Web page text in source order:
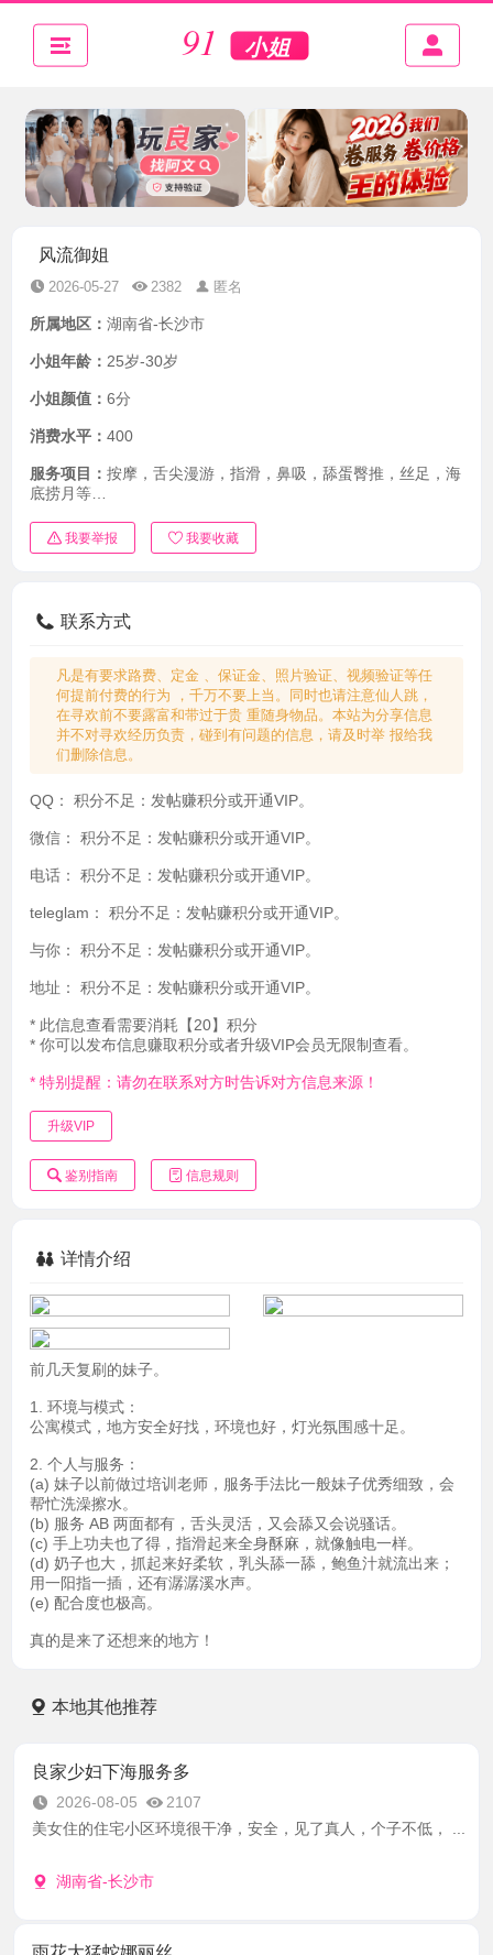
风流御姐
2026-05-27 2382 匿名
所属地区： 湖南省-长沙市
小姐年龄： 25岁-30岁
小姐颜值： 6分
消费水平： 400
服务项目： 按摩，舌尖漫游，指滑，鼻吸，舔蛋臀推，丝足，海
底捞月等…
我要举报 我要收藏
联系方式
凡是有要求路费、定金 、保证金、照片验证、视频验证等任
何提前付费的行为 ，千万不要上当。同时也请注意仙人跳，
在寻欢前不要露富和带过于贵 重随身物品。本站为分享信息
并不对寻欢经历负责，碰到有问题的信息，请及时举 报给我
们删除信息。
QQ： 积分不足：发帖赚积分或开通VIP。
微信： 积分不足：发帖赚积分或开通VIP。
电话： 积分不足：发帖赚积分或开通VIP。
teleglam： 积分不足：发帖赚积分或开通VIP。
与你： 积分不足：发帖赚积分或开通VIP。
地址： 积分不足：发帖赚积分或开通VIP。
* 此信息查看需要消耗【20】积分
* 你可以发布信息赚取积分或者升级VIP会员无限制查看。
* 特别提醒：请勿在联系对方时告诉对方信息来源！
升级VIP
鉴别指南 信息规则
详情介绍
前几天复刷的妹子。
1. 环境与模式：
公寓模式，地方安全好找，环境也好，灯光氛围感十足。
2. 个人与服务：
(a) 妹子以前做过培训老师，服务手法比一般妹子优秀细致，会
帮忙洗澡擦水。
(b) 服务 AB 两面都有，舌头灵活，又会舔又会说骚话。
(c) 手上功夫也了得，指滑起来全身酥麻，就像触电一样。
(d) 奶子也大，抓起来好柔软，乳头舔一舔，鲍鱼汁就流出来；
用一阳指一插，还有潺潺溪水声。
(e) 配合度也极高。
真的是来了还想来的地方！
本地其他推荐
良家少妇下海服务多
2026-08-05
2107
美女住的住宅小区环境很干净，安全，见了真人，个子不低， ...
湖南省-长沙市